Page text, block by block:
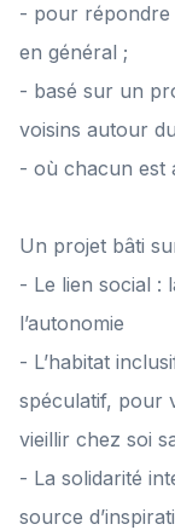
- pour répondre
en général ;
- basé sur un
voisins autour
- où chacun est
Un projet bâti
- Le lien social :
l’autonomie
- L’habitat
spéculatif, pour
vieillir chez soi
- La solidarité
source